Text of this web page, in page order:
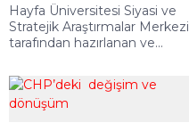
Hayfa Üniversitesi Siyasi ve
Stratejik Araştırmalar Merkezi
tarafından hazırlanan ve...